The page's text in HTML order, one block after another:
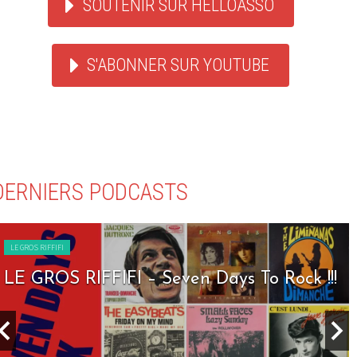
SOUTENIR SUR HELLOASSO
S'ABONNER SUR YOUTUBE
PODCASTS
LE GROS RIFFIFI
LE GROS RIFFIFI – Seven Days To Rock !!!